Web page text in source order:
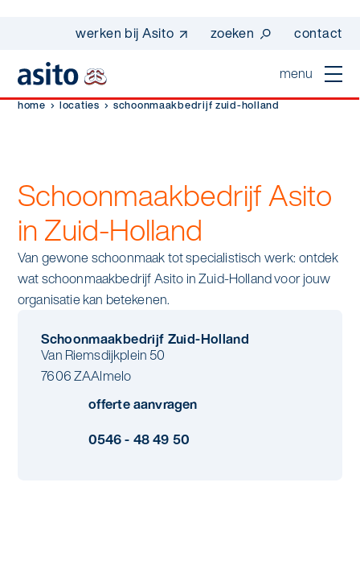
werken bij Asito zoeken contact
menu
Suggesties
werken bij asito
one go - werk beter samen met one go
co2-uitstoot rapportage 2023
duurzame bedrijfskleding
home
Dagelijkse schoonmaak
Interieurreiniging
Vloerreiniging
Schoonmaak
Specialistische schoonmaak
Graffitireiniging
sectoren
In de buurt
Industrie
Mobiliteit
wij zijn Asito
Ons verhaal
Asito impuls
Sponsoring
home locaties schoonmaakbedrijf zuid-holland
Schoonmaakbedrijf Asito
in Zuid-Holland
Van gewone schoonmaak tot specialistisch werk: ontdek
wat schoonmaakbedrijf Asito in Zuid-Holland voor jouw
organisatie kan betekenen.
Schoonmaakbedrijf Zuid-Holland
Van Riemsdijkplein 50
7606 ZAAlmelo
offerte aanvragen
0546 - 48 49 50